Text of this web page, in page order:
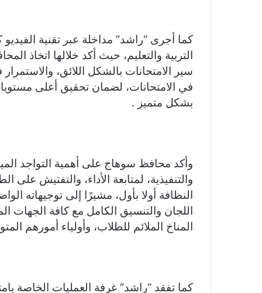
كما أجرى “راشد” مداخلة عبر تقنية
التربية والتعليم، حيث أكد خلالها اتخاذ
سير الامتحانات بالشكل اللائق،
في الامتحانات، لضمان تحقيق أعلى
بشكل متميز .
وأكد محافظ سوهاج على أهمية التواجد
والتنفيذية، لمتابعة الأداء، والتفتيش
النظافة أولا بأول، مشيرًا إلى توجيهاته
اللجان والتنسيق الكامل مع كافة الجهات
المناخ الملائم للطلاب، وأولياء أمورهم
كما تفقد “راشد” غرفة العمليات الخاصة